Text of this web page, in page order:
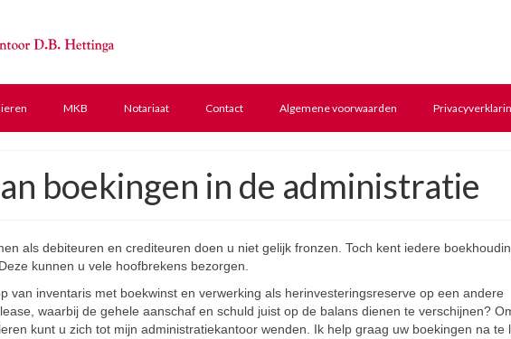
MKB Notariaat Contact Algemene voorwaarden
boekingen in de administratie
als debiteuren en crediteuren doen u niet gelijk fronzen. Toch kent iedere
kunnen u vele hoofbrekens bezorgen.
van inventaris met boekwinst en verwerking als herinvesteringsreserve op een andere
waarbij de gehele aanschaf en schuld juist op de balans dienen te verschijnen?
kunt u zich tot mijn administratiekantoor wenden. Ik help graag uw boekingen na te